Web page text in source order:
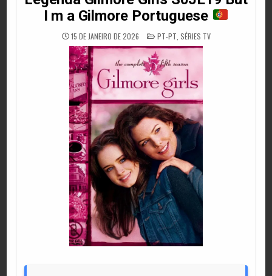
I m a Gilmore Portuguese
15 DE JANEIRO DE 2026 POSTED
IN
PT-PT SÉRIES TV